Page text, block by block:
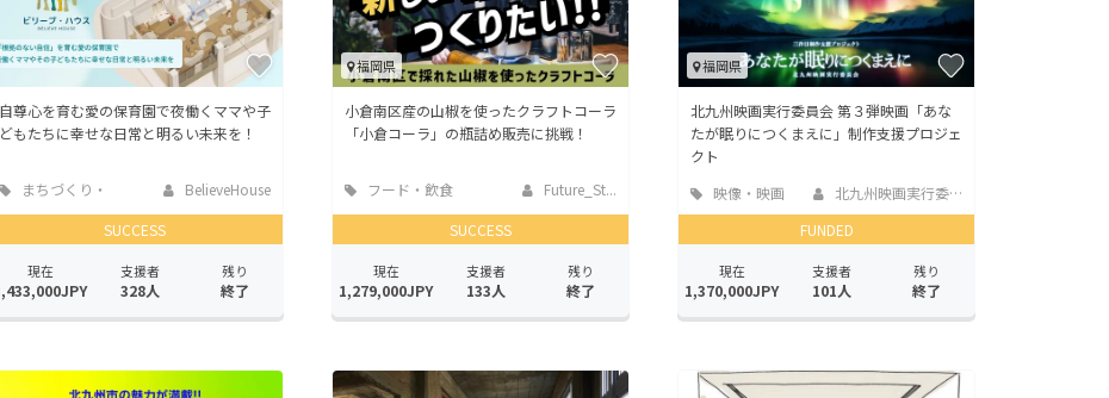
自尊心を育む愛の保育園で夜働くママや子
どもたちに幸せな日常と明るい未来を！
まちづくり・
地域活性化
BelieveHouse
SUCCESS
現在 支援者
328人
残り
終了
福岡県
小倉南区産の山椒を使ったクラフトコーラ
「小倉コーラ」の瓶詰め販売に挑戦！
フード・飲食
店
Future_St...
SUCCESS
現在
1,279,000JPY
支援者
133人
残り
終了
福岡県
北九州映画実行委員会 第３弾映画「あな
たが眠りにつくまえに」制作支援プロジェ
クト
映像・映画
北九州映画実行委員会
FUNDED
現在
1,370,000JPY
支援者
101人
残り
終了